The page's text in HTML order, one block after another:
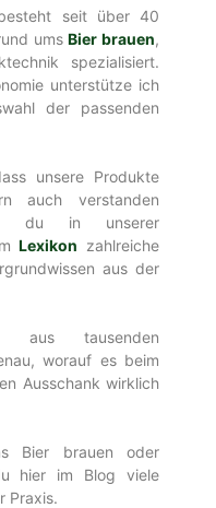
besteht seit über 40
umsBier brauen,
spezialisiert.
unterstütze ich
der passenden
unsere Produkte
auch verstanden
du in unserer
Lexikon zahlreiche
aus der
aus tausenden
worauf es beim
Ausschank wirklich
Bier brauen oder
hier im Blog viele
Praxis.